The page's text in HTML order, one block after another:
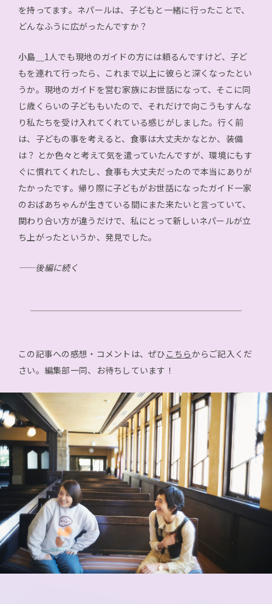
を持ってます。ネパールは、子どもと一緒に行ったことで、
どんなふうに広がったんですか？
小島＿ 1人でも現地のガイドの方には頼るんですけど、子ど
もを連れて行ったら、これまで以上に彼らと深くなったとい
うか。現地のガイドを営む家族にお世話になって、そこに同
じ歳くらいの子どももいたので、それだけで向こうもすんな
り私たちを受け入れてくれている感じがしました。行く前
は、子どもの事を考えると、食事は大丈夫かなとか、装備
は？ とか色々と考えて気を遣っていたんですが、環境にもす
ぐに慣れてくれたし、食事も大丈夫だったので本当にありが
たかったです。帰り際に子どもがお世話になったガイド一家
のおばあちゃんが生きている間にまた来たいと言っていて、
関わり合い方が違うだけで、私にとって新しいネパールが立
ち上がったというか、発見でした。
――後編に続く
この記事への感想・コメントは、ぜひ こちらからご記入くだ
さい。編集部一同、お待ちしています！